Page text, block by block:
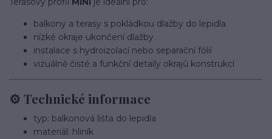
balkony a terasy s pokládkou dlažby do lepidla
nízké okraje ukončení dlažby
instalace s hydroizolací nebo separační fólií
vizuálně čisté a funkční detaily okrajů konstrukcí
⚙️ Technické informace
typ: balkonová lišta do lepidla
materiál: hliník